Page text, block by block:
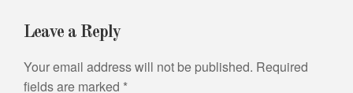
Leave a Reply
Your email address will not be published. Required
fields are marked *